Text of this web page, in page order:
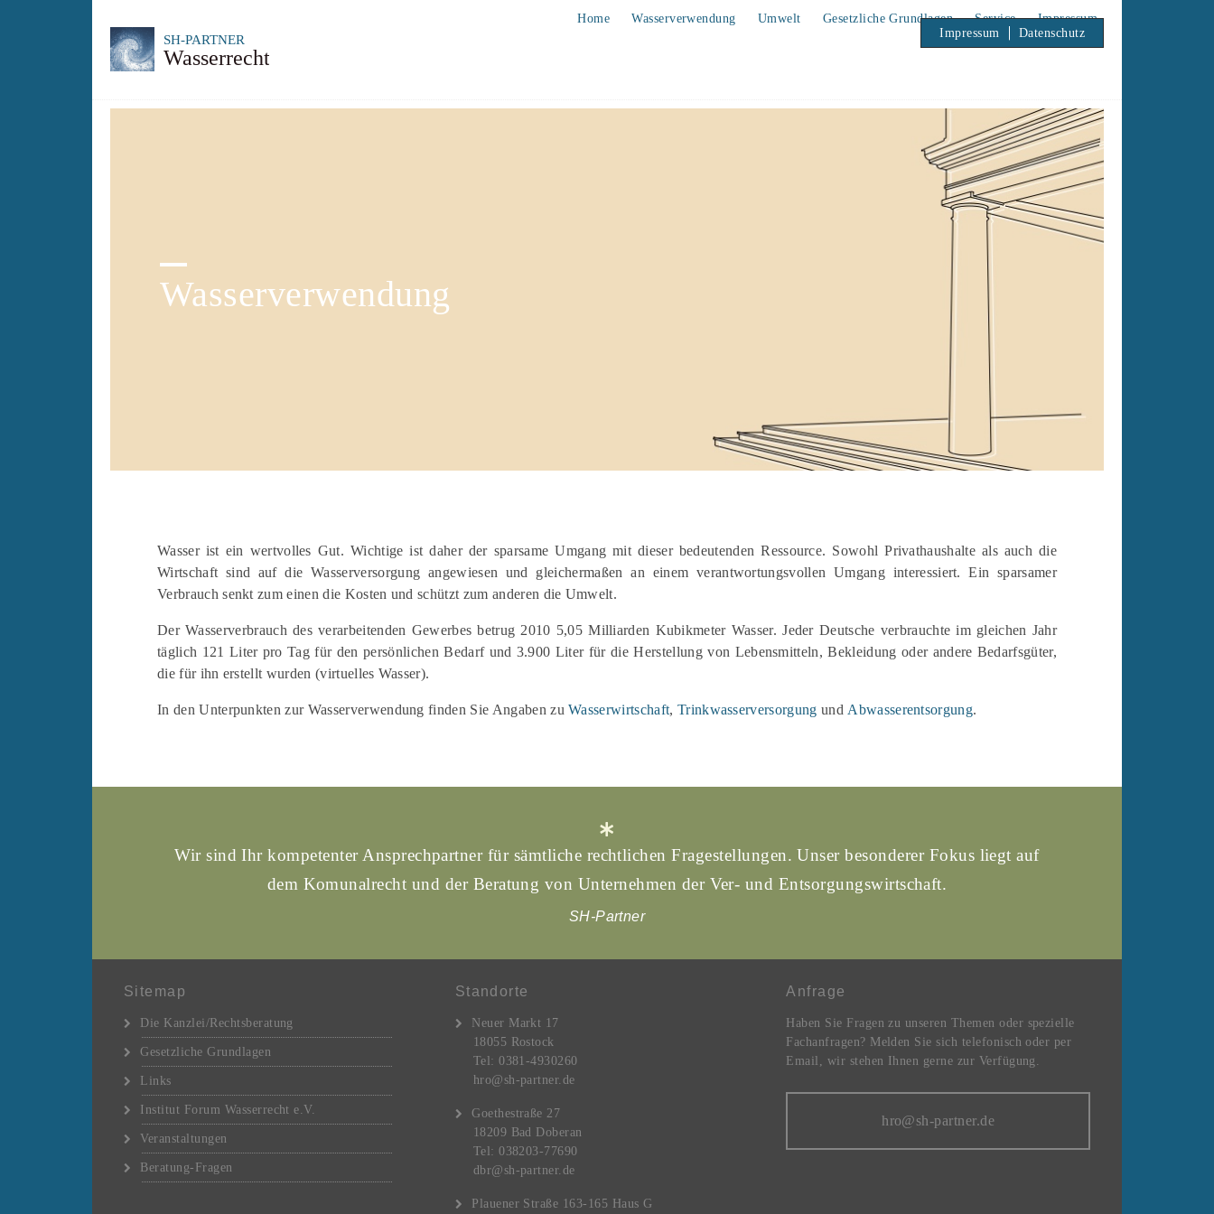
Impressum Datenschutz
Home Wasserverwendung Umwelt Gesetzliche Grundlagen Service Impressum
Wasserverwendung
Wasser ist ein wertvolles Gut. Wichtige ist daher der sparsame Umgang mit dieser bedeutenden Ressource. Sowohl Privathaushalte als auch die
Wirtschaft sind auf die Wasserversorgung angewiesen und gleichermaßen an einem verantwortungsvollen Umgang interessiert. Ein sparsamer
Verbrauch senkt zum einen die Kosten und schützt zum anderen die Umwelt.
Der Wasserverbrauch des verarbeitenden Gewerbes betrug 2010 5,05 Milliarden Kubikmeter Wasser. Jeder Deutsche verbrauchte im gleichen Jahr
täglich 121 Liter pro Tag für den persönlichen Bedarf und 3.900 Liter für die Herstellung von Lebensmitteln, Bekleidung oder andere Bedarfsgüter,
die für ihn erstellt wurden (virtuelles Wasser).
In den Unterpunkten zur Wasserverwendung finden Sie Angaben zuWasserwirtschaft, Trinkwasserversorgung und Abwasserentsorgung.
Wir sind Ihr kompetenter Ansprechpartner für sämtliche rechtlichen Fragestellungen. Unser besonderer Fokus liegt auf
dem Komunalrecht und der Beratung von Unternehmen der Ver- und Entsorgungswirtschaft.
SH-Partner
Sitemap
Die Kanzlei/Rechtsberatung
Gesetzliche Grundlagen
Links
Institut Forum Wasserrecht e.V.
Veranstaltungen
Beratung-Fragen
Standorte
Neuer Markt 17
18055 Rostock
Tel: 0381-4930260
hro@sh-partner.de
Goethestraße 27
18209 Bad Doberan
Tel: 038203-77690
dbr@sh-partner.de
Plauener Straße 163-165 Haus G
Anfrage
Haben Sie Fragen zu unseren Themen oder spezielle
Fachanfragen? Melden Sie sich telefonisch oder per
Email, wir stehen Ihnen gerne zur Verfügung.
hro@sh-partner.de